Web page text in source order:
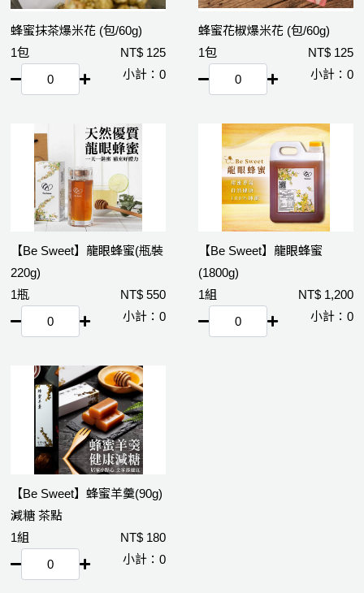
蜂蜜抹茶爆米花 (包/60g)
1包
125
0
蜂蜜花椒爆米花 (包/60g)
1包
125
0
【Be Sweet】龍眼蜂蜜(瓶裝
220g)
1瓶
550
0
【Be Sweet】龍眼蜂蜜
(1800g)
1組
1,200
0
【Be Sweet】蜂蜜羊羹(90g)
減糖 茶點
1組
180
0